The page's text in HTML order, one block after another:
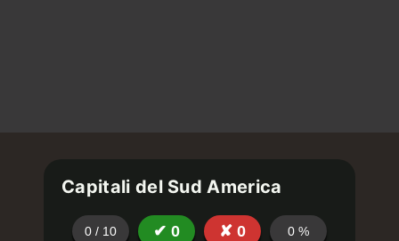
Capitali del Sud America
0 / 10 ✔ 0 ✘ 0 0 %